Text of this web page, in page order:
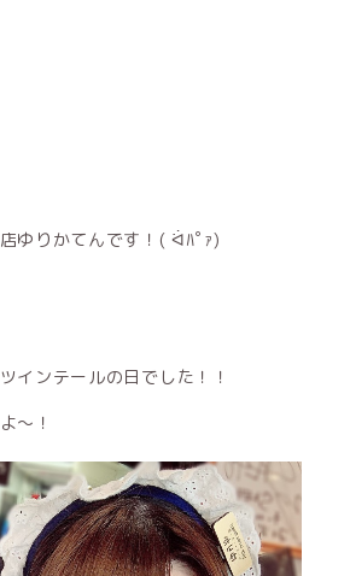
ゆりかてんです！( ᐛﾊﾟｧ)
インテールの日でした！！
〜！